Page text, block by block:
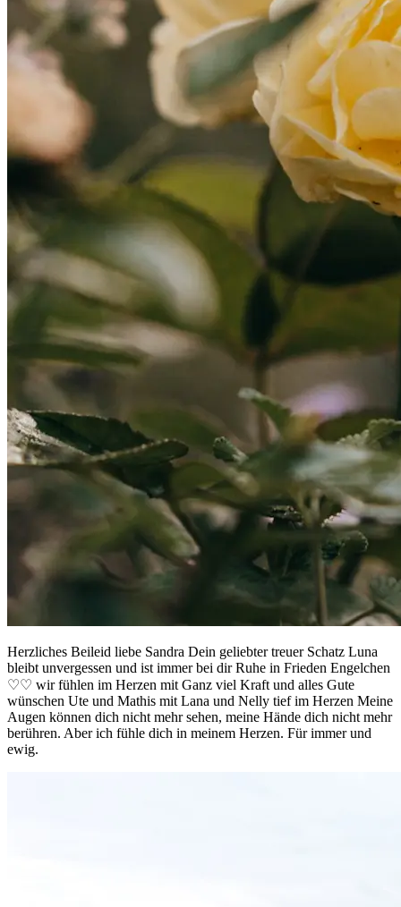
Herzliches Beileid liebe Sandra Dein geliebter treuer Schatz Luna
bleibt unvergessen und ist immer bei dir Ruhe in Frieden Engelchen
♡♡ wir fühlen im Herzen mit Ganz viel Kraft und alles Gute
wünschen Ute und Mathis mit Lana und Nelly tief im Herzen Meine
Augen können dich nicht mehr sehen, meine Hände dich nicht mehr
berühren. Aber ich fühle dich in meinem Herzen. Für immer und
ewig.